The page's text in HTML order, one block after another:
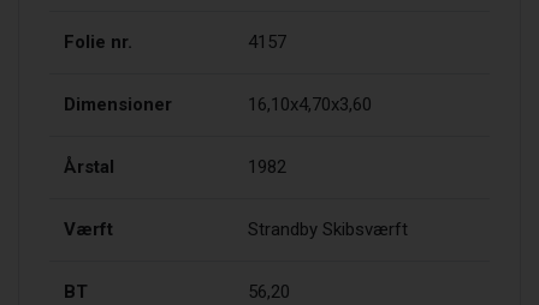
Folie nr. 4157
Dimensioner 16,10x4,70x3,60
Årstal 1982
Værft Strandby Skibsværft
BT 56,20